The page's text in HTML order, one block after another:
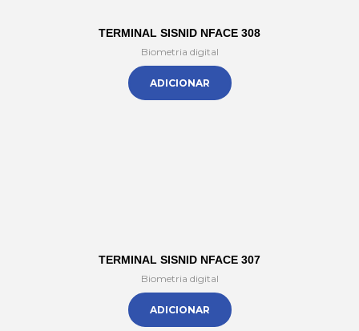
TERMINAL SISNID NFACE 308
Biometria digital
ADICIONAR
TERMINAL SISNID NFACE 307
Biometria digital
ADICIONAR